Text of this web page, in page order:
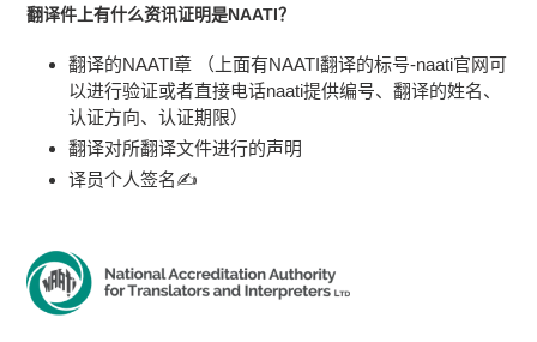
翻译件上有什么资讯证明是NAATI？
翻译的NAATI章 （上面有NAATI翻译的标号-naati官网可
以进行验证或者直接电话naati提供编号、翻译的姓名、
认证方向、认证期限）
翻译对所翻译文件进行的声明
译员个人签名✍️